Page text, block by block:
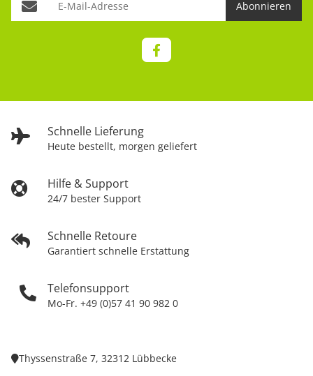
Schnelle Lieferung
Heute bestellt, morgen geliefert
Hilfe & Support
24/7 bester Support
Schnelle Retoure
Garantiert schnelle Erstattung
Telefonsupport
Mo-Fr. +49 (0)57 41 90 982 0
Abonnieren
Thyssenstraße 7, 32312 Lübbecke